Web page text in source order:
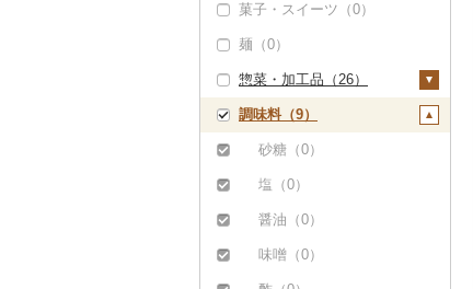
あか牛（0）
宮崎牛（0）
（0）
貝（0）
うなぎ（0）
鮮魚（0）
イカ・タコ（0）
海苔・海藻（0）
干物（0）
その他魚介・加工品
ヨーグルト（1）
牛乳（0）
バター（0）
その他乳製品（0）
水・ミネラルウォータ
（0）
茶（2）
飲料（1）
茶葉・ティーバッグ
（0）
静岡茶（0）
果汁飲料（3）
りんごジュース（0）
みかんジュース（オレ
ンジジュース）（3）
紅茶（0）
その他飲料・ジュース
（0）
菓子・スイーツ（0）
麺（0）
惣菜・加工品（26）
惣菜（15）
餃子（0）
シュウマイ（15）
コロッケ（0）
その他惣菜（0）
カレー・シチュー
調味料（9）
砂糖（0）
塩（0）
醤油（0）
味噌（0）